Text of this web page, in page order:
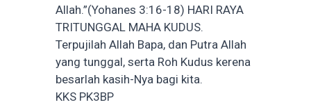
Allah.”(Yohanes 3:16-18) HARI RAYA
TRITUNGGAL MAHA KUDUS.
Terpujilah Allah Bapa, dan Putra Allah
yang tunggal, serta Roh Kudus kerena
besarlah kasih-Nya bagi kita.
KKS PK3BP